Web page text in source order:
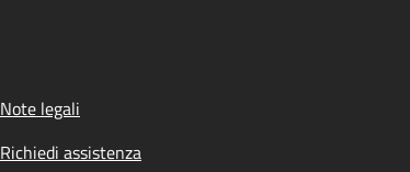
Note legali
Richiedi assistenza